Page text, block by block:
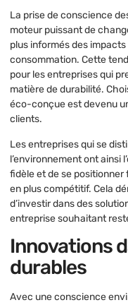
La prise de conscience
moteur puissant de
plus informés des
consommation. Cette
pour les entreprises qui
matière de durabilité.
éco-conçue est devenu
clients.
Les entreprises qui se
l’environnement ont ainsi
fidèle et de se
en plus compétitif. Cela
d’investir dans des
entreprise souhaitant
Innovations
durables
Avec une conscience